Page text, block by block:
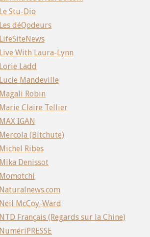
Le Stu-Dio
Les déQodeurs
LifeSiteNews
Live With Laura-Lynn
Lorie Ladd
Lucie Mandeville
Magali Robin
Marie Claire Tellier
MAX IGAN
Mercola (Bitchute)
Michel Ribes
Mika Denissot
Momotchi
Naturalnews.com
Neil McCoy-Ward
NTD Français (Regards sur la Chine)
NumériPRESSE